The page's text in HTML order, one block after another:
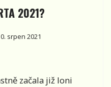
2021?
srpen 2021
začala již loni